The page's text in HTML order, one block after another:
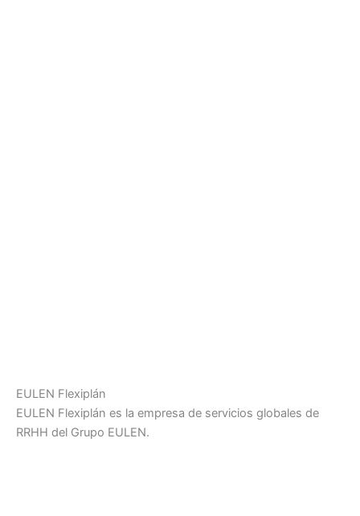
EULEN Flexiplán
EULEN Flexiplán es la empresa de servicios globales de
RRHH del Grupo EULEN.